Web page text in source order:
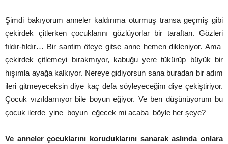
Şimdi bakıyorum anneler kaldırıma oturmuş transa geçmiş gibi
çekirdek çitlerken çocuklarını gözlüyorlar bir taraftan. Gözleri
fıldır-fıldır… Bir santim öteye gitse anne hemen dikleniyor. Ama
çekirdek çitlemeyi bırakmıyor, kabuğu yere tükürüp büyük bir
hışımla ayağa kalkıyor. Nereye gidiyorsun sana buradan bir adım
ileri gitmeyeceksin diye kaç defa söyleyeceğim diye çekiştiriyor.
Çocuk vızıldamıyor bile boyun eğiyor. Ve ben düşünüyorum bu
çocuk ilerde yine boyun eğecek mi acaba böyle her şeye?
Ve anneler çocuklarını koruduklarını sanarak aslında onlara